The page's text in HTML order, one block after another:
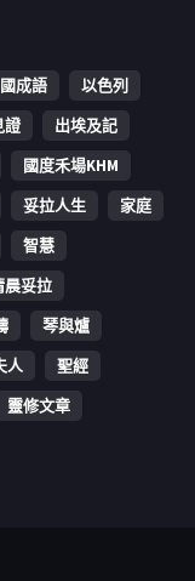
成語
以色列
證
出埃及記
國度禾場KHM
妥拉人生
家庭
智慧
晨妥拉
琴與爐
人
聖經
靈修文章